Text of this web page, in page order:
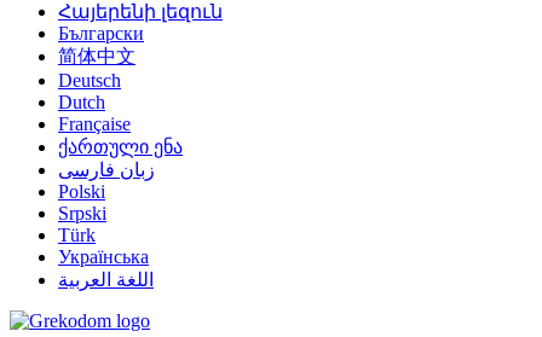
Հայերենի լեզուն
Български
简体中文
Deutsch
Dutch
Française
ქართული ენა
زبان فارسی
Polski
Srpski
Türk
Українська
اللغة العربية